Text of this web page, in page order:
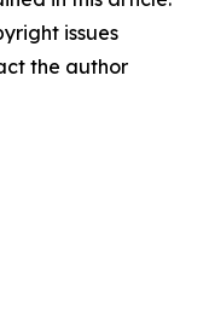
issues
the author